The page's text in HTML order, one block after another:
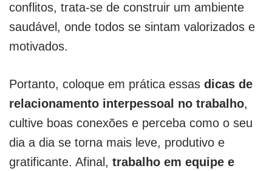
conflitos, trata-se de construir um ambiente
saudável, onde todos se sintam valorizados e
motivados.
Portanto, coloque em prática essas dicas de
relacionamento interpessoal no trabalho,
cultive boas conexões e perceba como o seu
dia a dia se torna mais leve, produtivo e
gratificante. Afinal, trabalho em equipe e